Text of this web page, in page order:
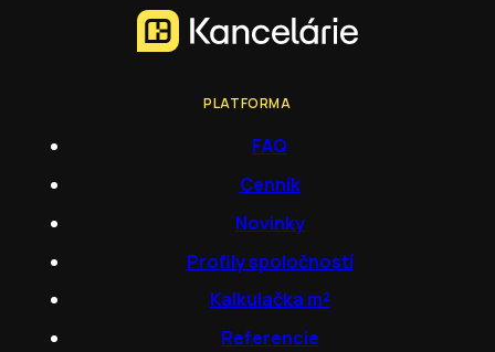
PLATFORMA
FAQ
Cenník
Novinky
Profily spoločností
Kalkulačka m²
Referencie